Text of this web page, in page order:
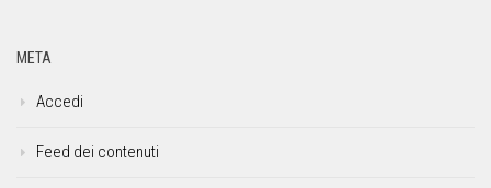
META
Accedi
Feed dei contenuti